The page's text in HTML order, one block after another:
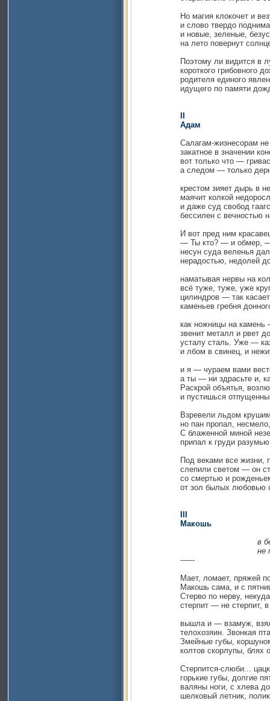
Но магия клокочет и
и слово твердо
и новые, зеленые,
на лето повернут
Поэтому ли видится в
короткого грибовного
родителя единого
идущего по памяти
II
Адам
Салагам-жизнесорам не
закатное в значении
вот только что —
а следом — только дерна
крестом зияет дырь в
маячит колкой
и даже суд свобод
бессилен с вечностью
И вот пред ним красавец
— Ты кто? — и обмер, — я,
несун суда веленья
нерадостью, недолей
наматывая нервы на
всё туже, туже, уже круг
цилиндров — так касается
каменьев гребня донного
как ножницы на камень —
звенит металл и рвет до
усталу сталь. Уже —
и лбом в свинец, и
и я — чураем вами
а ты — ни здрасьте и, как
Раскрой объятья,
и пустишься отпущенный
Взревели льдом
но пан пропал, несмело,
С блаженной миной
припал к груди разумью
Под веками все жизни,
слепили светом — он
со смертью и рожденьем
от зол былых любовью
III
Макошь
в беспределах
не по-женски не
------
Мает, ломает, пряжей по
Макошь сама, и с пятницы в
Стерво по нерву, некуда
стерпит — не стерпит, в
вышла и — взамуж, взяли
телохозяин. Звонкая
Змейные губы, коршуном
колтов скорлупы, блях
Стерпится-слюби...
горькие губы, долгие
валяны ноги, с хлева до
шелковый летник, полики-